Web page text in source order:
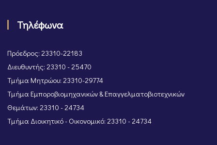
Τηλέφωνα
Πρόεδρος: 23310-22183
Διευθυντής: 23310 - 25470
Τμήμα Μητρώου: 23310-29774
Τμήμα Εμποροβιομηχανικών & Επαγγελματοβιοτεχνικών
Θεμάτων: 23310 - 24734
Τμήμα Διοικητικό - Οικονομικό: 23310 - 24734